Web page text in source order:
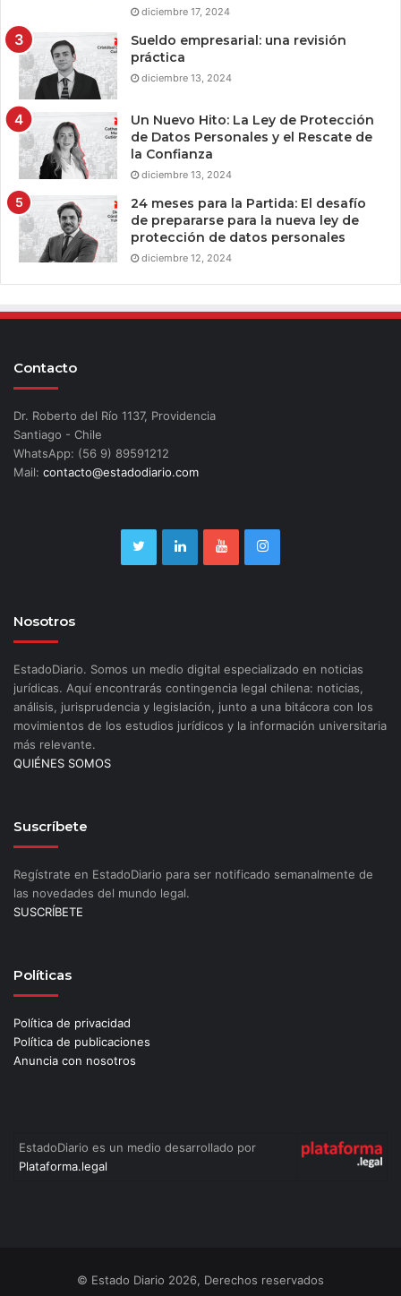
diciembre 17, 2024
Sueldo empresarial: una revisión
práctica
diciembre 13, 2024
Un Nuevo Hito: La Ley de Protección
de Datos Personales y el Rescate de
la Confianza
diciembre 13, 2024
24 meses para la Partida: El desafío
de prepararse para la nueva ley de
protección de datos personales
diciembre 12, 2024
Contacto
Dr. Roberto del Río 1137, Providencia
Santiago - Chile
WhatsApp: (56 9) 89591212
Mail: contacto@estadodiario.com
Nosotros
EstadoDiario. Somos un medio digital especializado en noticias
jurídicas. Aquí encontrarás contingencia legal chilena: noticias,
análisis, jurisprudencia y legislación, junto a una bitácora con los
movimientos de los estudios jurídicos y la información universitaria
más relevante.
QUIÉNES SOMOS
Suscríbete
Regístrate en EstadoDiario para ser notificado semanalmente de
las novedades del mundo legal.
SUSCRÍBETE
Políticas
Política de privacidad
Política de publicaciones
Anuncia con nosotros
EstadoDiario es un medio desarrollado por
Plataforma.legal
© Estado Diario 2026, Derechos reservados